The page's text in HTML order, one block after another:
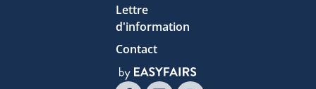
Lettre
d'information
Contact